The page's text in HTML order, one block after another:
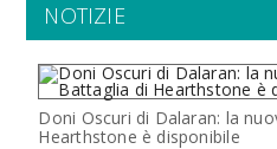
NOTIZIE
Doni Oscuri di Dalaran: la
Hearthstone è disponibile